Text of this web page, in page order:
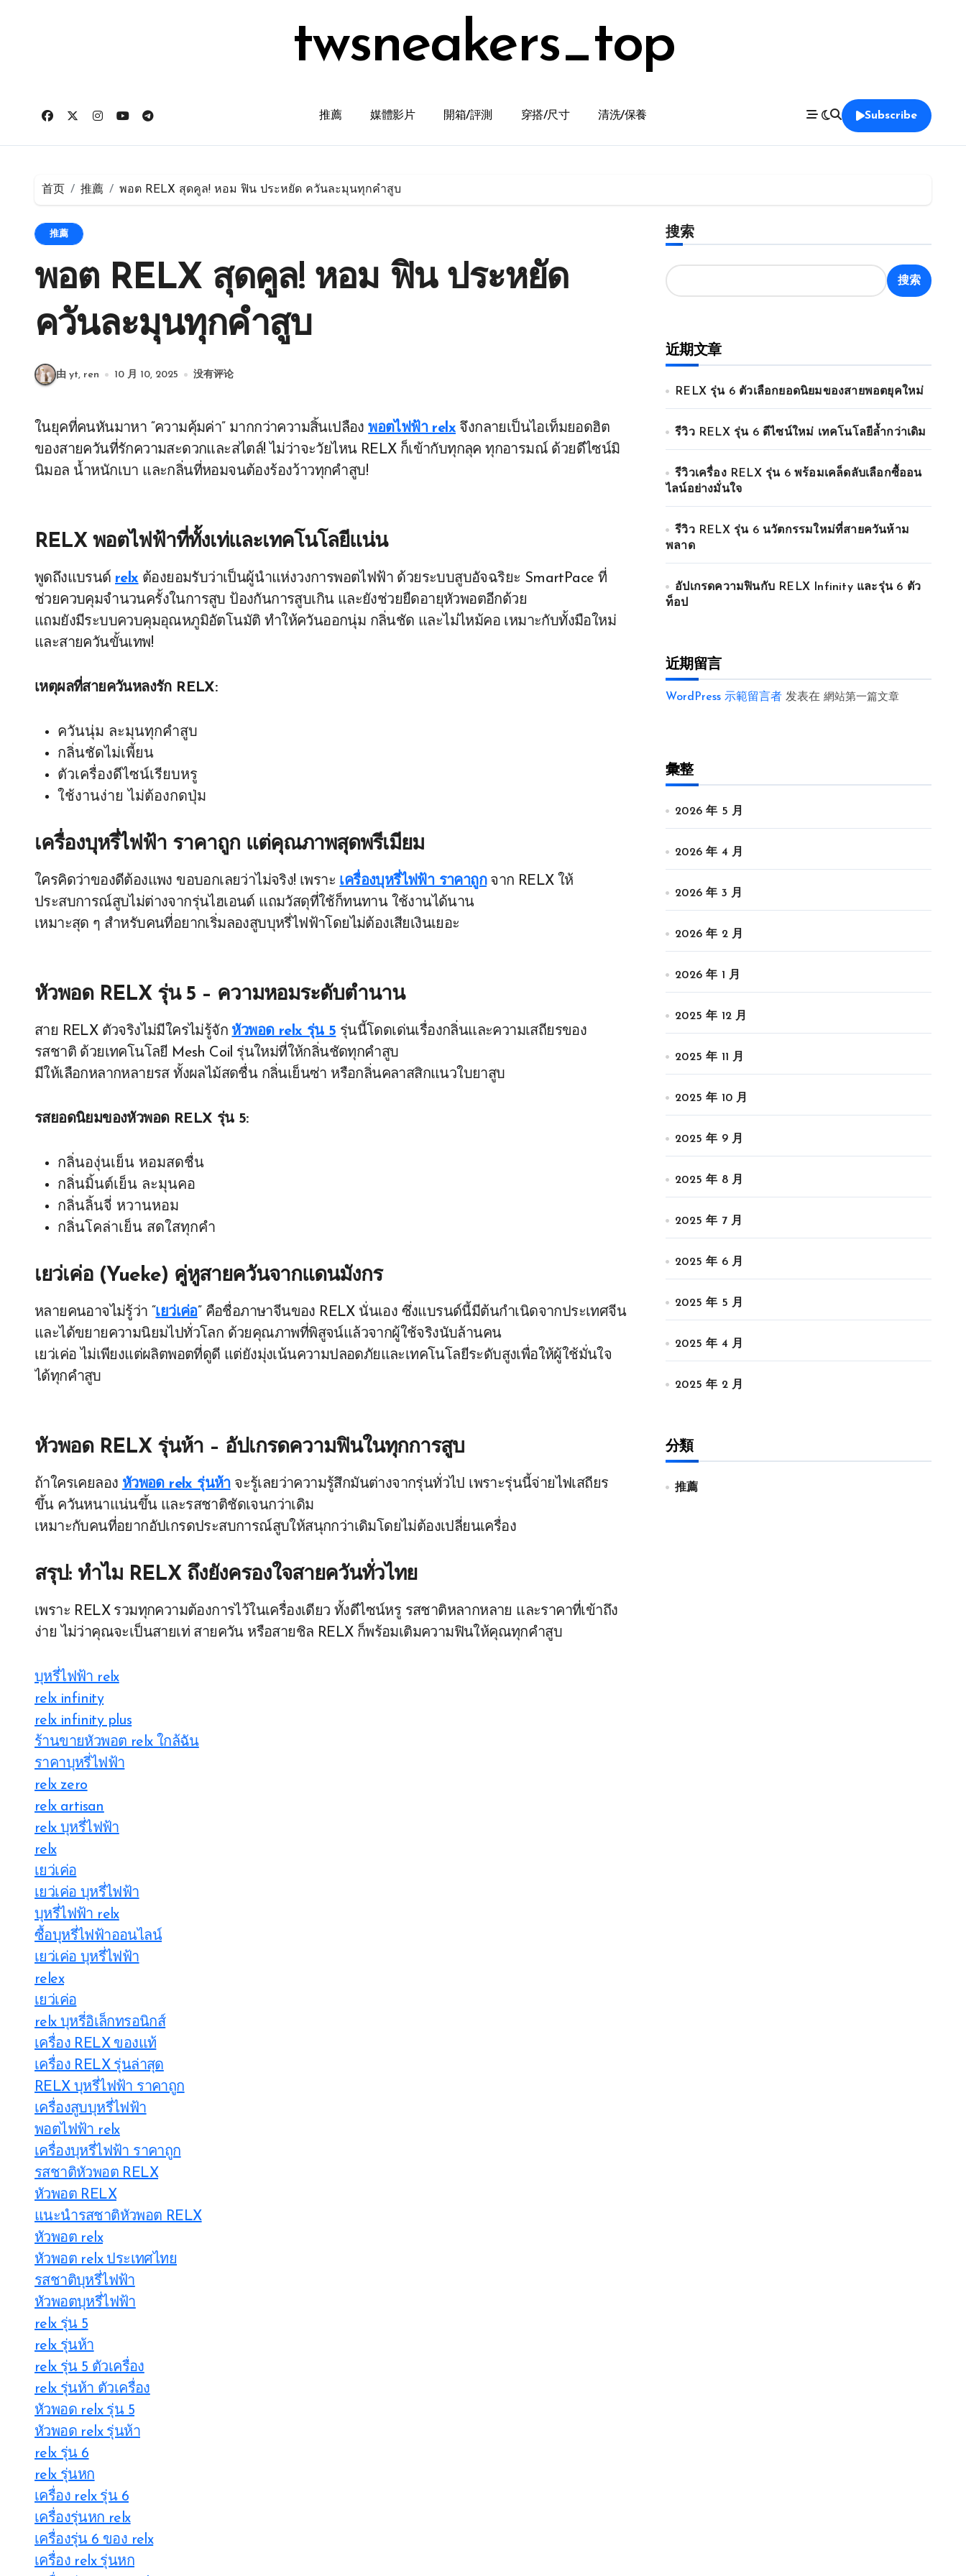
twsneakers_top
推薦 媒體影片 開箱/評測 穿搭/尺寸 清洗/保養 Subscribe
首页 推薦 พอต RELX สุดคูล! หอม ฟิน ประหยัด ควันละมุนทุกคำสูบ
推薦
พอต RELX สุดคูล! หอม ฟิน ประหยัด
ควันละมุนทุกคำสูบ
由 yt, ren 10 月 10, 2025 没有评论
ในยุคที่คนหันมาหา “ความคุ้มค่า” มากกว่าความสิ้นเปลืองพอตไฟฟ้า relx จึงกลายเป็นไอเท็มยอดฮิต
ของสายควันที่รักความสะดวกและสไตล์! ไม่ว่าจะวัยไหน RELX ก็เข้ากับทุกลุค ทุกอารมณ์ ด้วยดีไซน์มิ
นิมอล น้ำหนักเบา และกลิ่นที่หอมจนต้องร้องว้าวทุกคำสูบ!
RELX พอตไฟฟ้าที่ทั้งเท่และเทคโนโลยีแน่น
พูดถึงแบรนด์ relx ต้องยอมรับว่าเป็นผู้นำแห่งวงการพอตไฟฟ้า ด้วยระบบสูบอัจฉริยะ SmartPace ที่
ช่วยควบคุมจำนวนครั้งในการสูบ ป้องกันการสูบเกิน และยังช่วยยืดอายุหัวพอตอีกด้วย
แถมยังมีระบบควบคุมอุณหภูมิอัตโนมัติ ทำให้ควันออกนุ่ม กลิ่นชัด และไม่ไหม้คอ เหมาะกับทั้งมือใหม่
และสายควันขั้นเทพ!
เหตุผลที่สายควันหลงรัก RELX:
ควันนุ่ม ละมุนทุกคำสูบ
กลิ่นชัดไม่เพี้ยน
ตัวเครื่องดีไซน์เรียบหรู
ใช้งานง่าย ไม่ต้องกดปุ่ม
เครื่องบุหรี่ไฟฟ้า ราคาถูก แต่คุณภาพสุดพรีเมียม
ใครคิดว่าของดีต้องแพง ขอบอกเลยว่าไม่จริง! เพราะ เครื่องบุหรี่ไฟฟ้า ราคาถูกจาก RELX ให้
ประสบการณ์สูบไม่ต่างจากรุ่นไฮเอนด์ แถมวัสดุที่ใช้ก็ทนทาน ใช้งานได้นาน
เหมาะสุด ๆ สำหรับคนที่อยากเริ่มลองสูบบุหรี่ไฟฟ้าโดยไม่ต้องเสียเงินเยอะ
หัวพอด RELX รุ่น 5 – ความหอมระดับตำนาน
สาย RELX ตัวจริงไม่มีใครไม่รู้จัก หัวพอด relx รุ่น 5 รุ่นนี้โดดเด่นเรื่องกลิ่นและความเสถียรของ
รสชาติ ด้วยเทคโนโลยี Mesh Coil รุ่นใหม่ที่ให้กลิ่นชัดทุกคำสูบ
มีให้เลือกหลากหลายรส ทั้งผลไม้สดชื่น กลิ่นเย็นซ่า หรือกลิ่นคลาสสิกแนวใบยาสูบ
รสยอดนิยมของหัวพอด RELX รุ่น 5:
กลิ่นองุ่นเย็น หอมสดชื่น
กลิ่นมิ้นต์เย็น ละมุนคอ
กลิ่นลิ้นจี่ หวานหอม
กลิ่นโคล่าเย็น สดใสทุกคำ
เยว่เค่อ (Yueke) คู่หูสายควันจากแดนมังกร
หลายคนอาจไม่รู้ว่า “ เยว่เค่อ ” คือชื่อภาษาจีนของ RELX นั่นเอง ซึ่งแบรนด์นี้มีต้นกำเนิดจากประเทศจีน
และได้ขยายความนิยมไปทั่วโลก ด้วยคุณภาพที่พิสูจน์แล้วจากผู้ใช้จริงนับล้านคน
เยว่เค่อ ไม่เพียงแต่ผลิตพอตที่ดูดี แต่ยังมุ่งเน้นความปลอดภัยและเทคโนโลยีระดับสูงเพื่อให้ผู้ใช้มั่นใจ
ได้ทุกคำสูบ
หัวพอด RELX รุ่นห้า – อัปเกรดความฟินในทุกการสูบ
ถ้าใครเคยลอง หัวพอด relx รุ่นห้าจะรู้เลยว่าความรู้สึกมันต่างจากรุ่นทั่วไป เพราะรุ่นนี้จ่ายไฟเสถียร
ขึ้น ควันหนาแน่นขึ้น และรสชาติชัดเจนกว่าเดิม
เหมาะกับคนที่อยากอัปเกรดประสบการณ์สูบให้สนุกกว่าเดิมโดยไม่ต้องเปลี่ยนเครื่อง
สรุป: ทำไม RELX ถึงยังครองใจสายควันทั่วไทย
เพราะ RELX รวมทุกความต้องการไว้ในเครื่องเดียว ทั้งดีไซน์หรู รสชาติหลากหลาย และราคาที่เข้าถึง
ง่าย ไม่ว่าคุณจะเป็นสายเท่ สายควัน หรือสายชิล RELX ก็พร้อมเติมความฟินให้คุณทุกคำสูบ
บุหรี่ไฟฟ้า relx
relx infinity
relx infinity plus
ร้านขายหัวพอต relx ใกล้ฉัน
ราคาบุหรี่ไฟฟ้า
relx zero
relx artisan
relx บุหรี่ไฟฟ้า
relx
เยว่เค่อ
เยว่เค่อ บุหรี่ไฟฟ้า
บุหรี่ไฟฟ้า relx
ซื้อบุหรี่ไฟฟ้าออนไลน์
เยว่เค่อ บุหรี่ไฟฟ้า
relex
เยว่เค่อ
relx บุหรี่อิเล็กทรอนิกส์
เครื่อง RELX ของแท้
เครื่อง RELX รุ่นล่าสุด
RELX บุหรี่ไฟฟ้า ราคาถูก
เครื่องสูบบุหรี่ไฟฟ้า
พอตไฟฟ้า relx
เครื่องบุหรี่ไฟฟ้า ราคาถูก
รสชาติหัวพอต RELX
หัวพอต RELX
แนะนำรสชาติหัวพอต RELX
หัวพอต relx
หัวพอต relx ประเทศไทย
รสชาติบุหรี่ไฟฟ้า
หัวพอตบุหรี่ไฟฟ้า
relx รุ่น 5
relx รุ่นห้า
relx รุ่น 5 ตัวเครื่อง
relx รุ่นห้า ตัวเครื่อง
หัวพอด relx รุ่น 5
หัวพอด relx รุ่นห้า
relx รุ่น 6
relx รุ่นหก
เครื่อง relx รุ่น 6
เครื่องรุ่นหก relx
เครื่องรุ่น 6 ของ relx
เครื่อง relx รุ่นหก
搜索
搜索
近期文章
RELX รุ่น 6 ตัวเลือกยอดนิยมของสายพอตยุคใหม่
รีวิว RELX รุ่น 6 ดีไซน์ใหม่ เทคโนโลยีล้ำกว่าเดิม
รีวิวเครื่อง RELX รุ่น 6 พร้อมเคล็ดลับเลือกซื้ออน
ไลน์อย่างมั่นใจ
รีวิว RELX รุ่น 6 นวัตกรรมใหม่ที่สายควันห้าม
พลาด
อัปเกรดความฟินกับ RELX Infinity และรุ่น 6 ตัว
ท็อป
近期留言
WordPress 示範留言者 发表在 網站第一篇文章
彙整
2026 年 5 月
2026 年 4 月
2026 年 3 月
2026 年 2 月
2026 年 1 月
2025 年 12 月
2025 年 11 月
2025 年 10 月
2025 年 9 月
2025 年 8 月
2025 年 7 月
2025 年 6 月
2025 年 5 月
2025 年 4 月
2025 年 2 月
分類
推薦